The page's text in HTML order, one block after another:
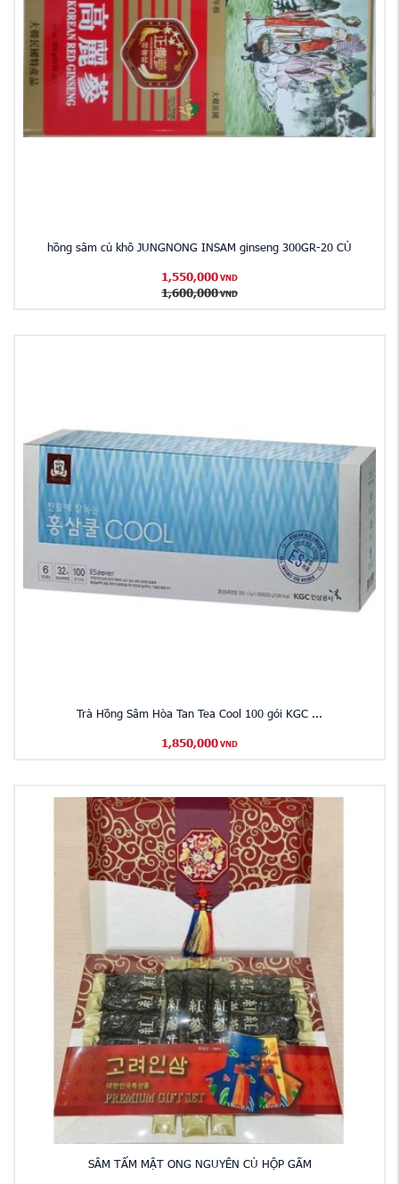
hồng sâm củ khô JUNGNONG INSAM ginseng 300GR-20 CỦ
1,550,000 VND
1,600,000 VND
Trà Hồng Sâm Hòa Tan Tea Cool 100 gói KGC ...
1,850,000 VND
SÂM TẨM MẬT ONG NGUYÊN CỦ HỘP GẤM